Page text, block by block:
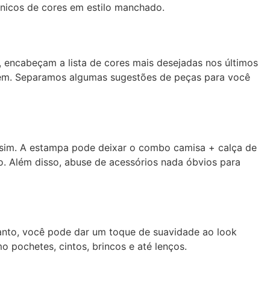
de cores em estilo manchado.
a lista de cores mais desejadas nos últimos
Separamos algumas sugestões de peças para você
A estampa pode deixar o combo camisa + calça de
disso, abuse de acessórios nada óbvios para
você pode dar um toque de suavidade ao look
pochetes, cintos, brincos e até lenços.